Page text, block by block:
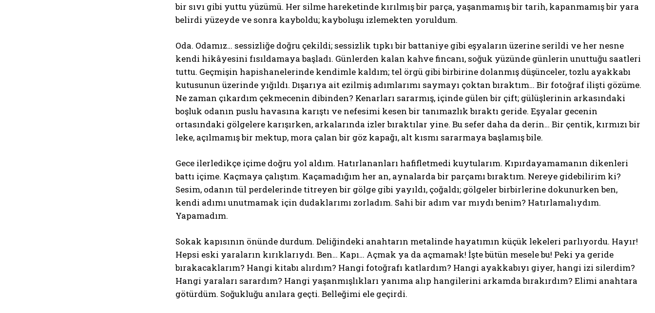
bir sıvı gibi yuttu yüzümü. Her silme hareketinde kırılmış bir parça, yaşanmamış bir tarih, kapanmamış bir yara
belirdi yüzeyde ve sonra kayboldu; kayboluşu izlemekten yoruldum.
Oda. Odamız… sessizliğe doğru çekildi; sessizlik tıpkı bir battaniye gibi eşyaların üzerine serildi ve her nesne
kendi hikâyesini fısıldamaya başladı. Günlerden kalan kahve fincanı, soğuk yüzünde günlerin unuttuğu saatleri
tuttu. Geçmişin hapishanelerinde kendimle kaldım; tel örgü gibi birbirine dolanmış düşünceler, tozlu ayakkabı
kutusunun üzerinde yığıldı. Dışarıya ait ezilmiş adımlarımı saymayı çoktan bıraktım… Bir fotoğraf ilişti gözüme.
Ne zaman çıkardım çekmecenin dibinden? Kenarları sararmış, içinde gülen bir çift; gülüşlerinin arkasındaki
boşluk odanın puslu havasına karıştı ve nefesimi kesen bir tanımazlık bıraktı geride. Eşyalar gecenin
ortasındaki gölgelere karışırken, arkalarında izler bıraktılar yine. Bu sefer daha da derin… Bir çentik, kırmızı bir
leke, açılmamış bir mektup, mora çalan bir göz kapağı, alt kısmı sararmaya başlamış bile.
Gece ilerledikçe içime doğru yol aldım. Hatırlananları hafifletmedi kuytularım. Kıpırdayamamanın dikenleri
battı içime. Kaçmaya çalıştım. Kaçamadığım her an, aynalarda bir parçamı bıraktım. Nereye gidebilirim ki?
Sesim, odanın tül perdelerinde titreyen bir gölge gibi yayıldı, çoğaldı; gölgeler birbirlerine dokunurken ben,
kendi adımı unutmamak için dudaklarımı zorladım. Sahi bir adım var mıydı benim? Hatırlamalıydım.
Yapamadım.
Sokak kapısının önünde durdum. Deliğindeki anahtarın metalinde hayatımın küçük lekeleri parlıyordu. Hayır!
Hepsi eski yaraların kırıklarıydı. Ben… Kapı… Açmak ya da açmamak! İşte bütün mesele bu! Peki ya geride
bırakacaklarım? Hangi kitabı alırdım? Hangi fotoğrafı katlardım? Hangi ayakkabıyı giyer, hangi izi silerdim?
Hangi yaraları sarardım? Hangi yaşanmışlıkları yanıma alıp hangilerini arkamda bırakırdım? Elimi anahtara
götürdüm. Soğukluğu anılara geçti. Belleğimi ele geçirdi.